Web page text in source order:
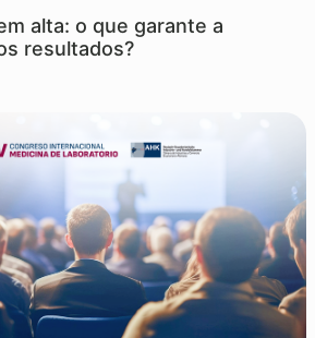
alta: o que garante a
resultados?